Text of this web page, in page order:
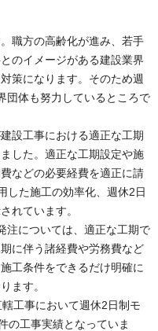
職方の高齢化が進み、若手
のイメージがある建設業界
策になります。そのため週
団体も努力しているところで
設工事における適正な工期
した。適正な工期設定や施
などの必要経費を適正に請
した施工の効率化、週休2日
れています。
注については、適正な工期で
に伴う諸経費や労務費など
工条件をできるだけ明確に
ます。
工事において週休2日制モ
の工事実績となっていま